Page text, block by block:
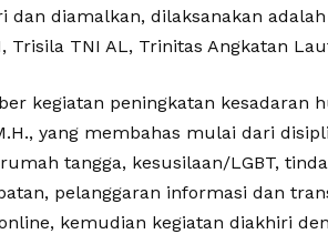
dan diamalkan, dilaksanakan
Trisila TNI AL, Trinitas Angkatan
kegiatan peningkatan kesadaran
yang membahas mulai dari
tangga, kesusilaan/LGBT,
pelanggaran informasi dan
kemudian kegiatan diakhiri